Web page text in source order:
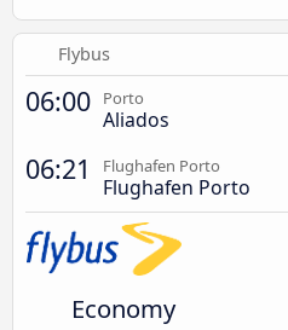
Flybus
06:00 Porto
Aliados
06:21 Flughafen Porto
Flughafen Porto
Economy